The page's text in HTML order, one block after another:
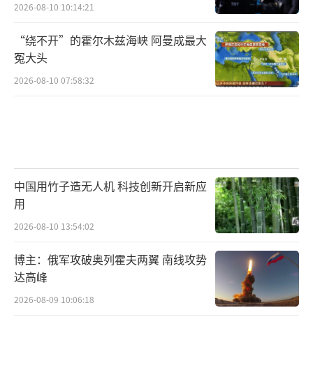
2026-08-10 10:14:21
“绕不开”的霍尔木兹海峡 阿曼成最大
冤大头
2026-08-10 07:58:32
中国用竹子造无人机 科技创新开启新应
用
2026-08-10 13:54:02
博主：俄军攻破奥列霍夫两翼 南线攻势
达高峰
2026-08-09 10:06:18